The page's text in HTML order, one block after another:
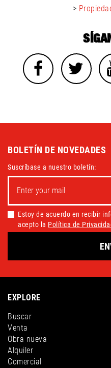
>
BOLETÍN DE NOVEDADES
Suscríbase a nuestro boletín:
Estoy de acuerdo en recibir
acepto la Política de
EXPLORE
Buscar
Venta
Obra nueva
Alquiler
Comercial